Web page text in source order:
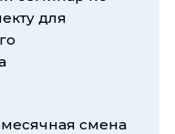
для
смена